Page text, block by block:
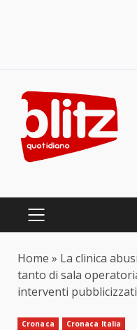
content
PRIMARY
Home » La clinica
tanto di sala
interventi
Cronaca Cronaca Italia